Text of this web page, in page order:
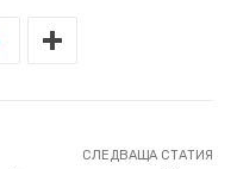
СЛЕДВАЩА СТАТИЯ